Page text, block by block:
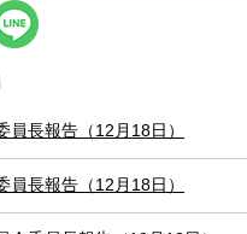
員長報告（12月18日）
員長報告（12月18日）